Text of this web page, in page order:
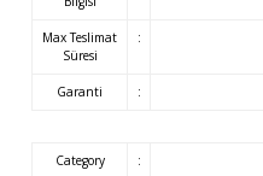
Max Teslimat
Süresi
:
Garanti :
Category :